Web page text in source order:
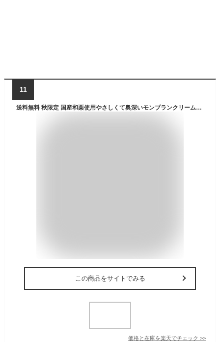
11
送料無料 秋限定 国産和栗使用やさしくて奥深いモンブランクリーム■モンブラン・オー・マロン■ ［4〜6人分］誕生日ケーキ スイーツ 洋菓子 ケーキ ギフト プレゼント 贈り物お取り寄せ 内祝い お祝い 出産祝い
この商品をサイトでみる
価格と在庫を楽天でチェック >>